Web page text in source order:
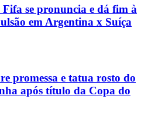
se pronuncia e dá fim à
em Argentina x Suíça
promessa e tatua rosto do
após título da Copa do